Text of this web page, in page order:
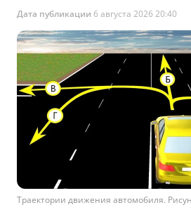
Дата публикации 6 августа 2026 20:40
Траектории движения автомобиля.